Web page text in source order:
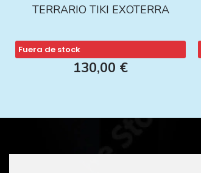
TERRARIO TIKI EXOTERRA
Fuera de stock
130,00 €